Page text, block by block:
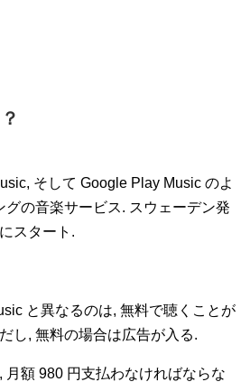
そして Google Play Music のよ
グの音楽サービス. スウェーデン発
スタート.
と異なるのは, 無料で聴くことが
し, 無料の場合は広告が入る.
月額 980 円支払わなければならな